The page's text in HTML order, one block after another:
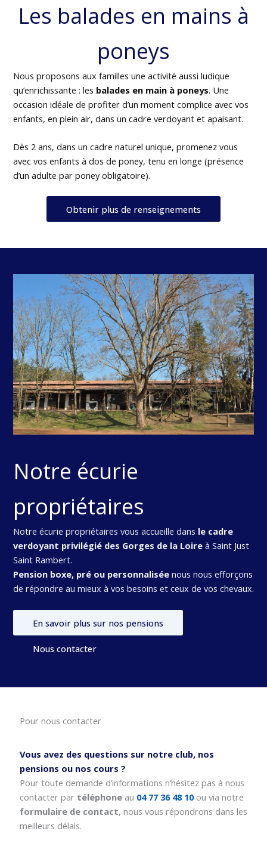
Les balades en mains à
poneys
Nous proposons aux familles une activité aussi ludique
qu’enrichissante : les balades en main à poneys. Une
occasion idéale de profiter d’un moment complice avec vos
enfants, en plein air, dans un cadre verdoyant et apaisant.
Dès 2 ans, dans un cadre naturel unique, promenez vous
avec vos enfants à dos de poney, tenu en longe (présence
d’un adulte par poney obligatoire).
Obtenir plus de renseignements
Notre écurie
propriétaires
Notre écurie propriétaires vous accueille dans le cadre
verdoyant privilégié des Gorges de la Loireà Saint Just
Saint Rambert.
Pension boxe, pré ou personnaliséenous nous efforçons
de répondre au mieux à vos besoins et ceux de vos chevaux.
En savoir plus sur nos pensions
Nous contacter
Pour nous contacter
Vous avez des questions sur notre club, nos
pensions ou nos cours ?
Pour toute demande d’informations n’hésitez pas à nous
contacter par téléphoneau 04 77 36 48 10 ou via notre
formulaire de contact, nous vous répondrons dans les
meilleurs délais.